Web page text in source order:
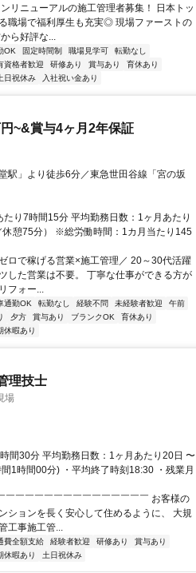
リニューアルの施工管理者募集！ 日本トッ
職場で福利厚生も充実◎ 現場ファーストの
ら好評な...
OK 固定時間制 職場見学可
転勤なし
資格者歓迎 研修あり 賞与あり
育休あり
日祝休み 入社祝い金あり
~&賞与4ヶ⽉2年保証
駅」より徒歩6分／東急世田谷線「宮の坂
り7時間15分 平均勤務日数：1ヶ月あたり
憩75分） ※総労働時間：1カ月当たり145
ロで稼げる営業×施工管理／ 20～30代活躍
した営業は不要。 丁寧な仕事ができる方が
フォー...
通勤OK 転勤なし 経験不問 未経験者歓迎
午前
夕方 賞与あり ブランクOK
育休あり
休暇あり
理技士
場
間30分 平均勤務日数：1ヶ月あたり20日 〜
1時間00分) ・平均終了時刻18:30 ・残業月
￣￣￣￣￣￣￣￣￣￣￣￣￣￣￣ お客様の
ションを長く安心して住めるように、 大規
工事施工管...
費全額支給 経験者歓迎 研修あり
賞与あり
休暇あり 土日祝休み